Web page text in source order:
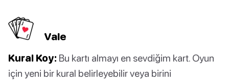
Vale
Kural Koy: Bu kartı almayı en sevdiğim kart. Oyun
için yeni bir kural belirleyebilir veya birini